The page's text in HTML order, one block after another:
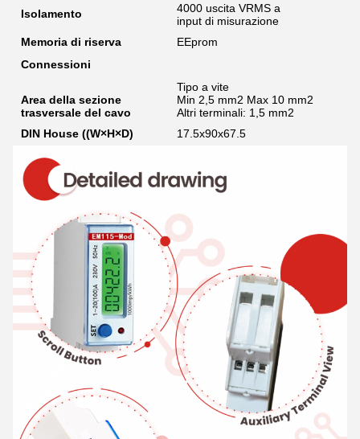
Isolamento
4000 uscita VRMS a
input di misurazione
Memoria di riserva
EEprom
Connessioni
Area della sezione
trasversale del cavo
Tipo a vite
Min 2,5 mm2 Max 10 mm2
Altri terminali: 1,5 mm2
DIN House ((W×H×D)
17.5x90x67.5